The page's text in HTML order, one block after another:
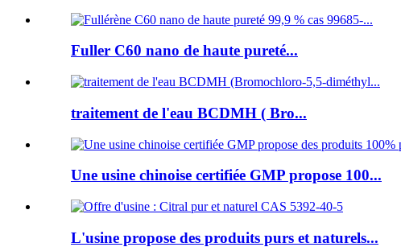
Fuller C60 nano de haute pureté...
traitement de l'eau BCDMH ( Bro...
Une usine chinoise certifiée GMP propose 100...
L'usine propose des produits purs et naturels...